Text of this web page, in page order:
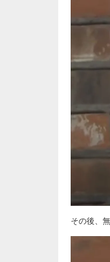
その後、